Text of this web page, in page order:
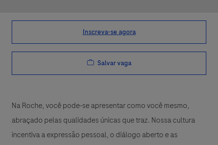
Inscreva-se agora
Salvar vaga
Na Roche, você pode-se apresentar como você mesmo,
abraçado pelas qualidades únicas que traz. Nossa cultura
incentiva a expressão pessoal, o diálogo aberto e as